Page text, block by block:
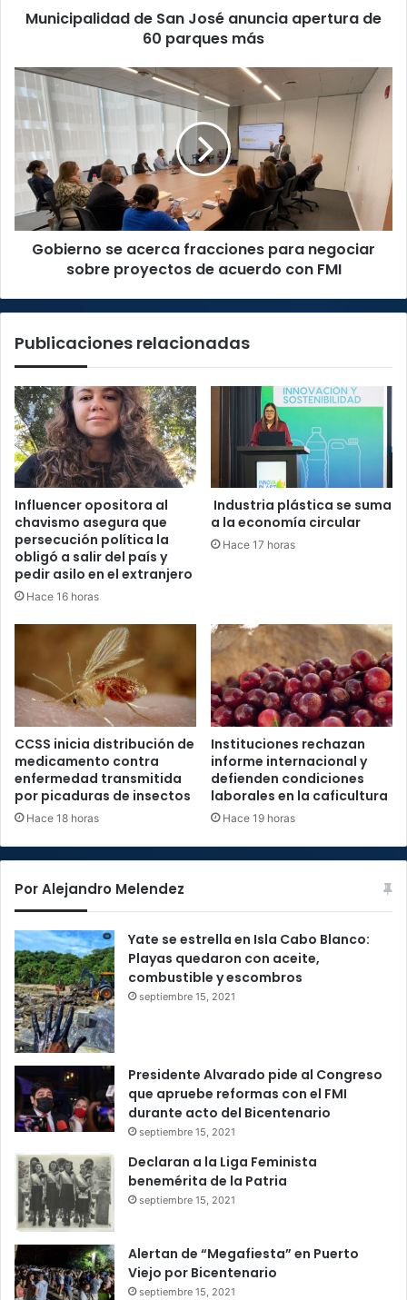
más
Municipalidad de San José anuncia apertura de
60 parques más
Gobierno
se
acerca
fracciones
para
negociar
sobre
proyectos
de
acuerdo
Gobierno se acerca fracciones para negociar
sobre proyectos de acuerdo con FMI
Publicaciones relacionadas
Influencer opositora al
chavismo asegura que
persecución política la
obligó a salir del país y
pedir asilo en el extranjero
Hace 16 horas
Industria plástica se suma
a la economía circular
Hace 17 horas
CCSS inicia distribución de
medicamento contra
enfermedad transmitida
por picaduras de insectos
Hace 18 horas
Instituciones rechazan
informe internacional y
defienden condiciones
laborales en la caficultura
Hace 19 horas
Por Alejandro Melendez
Yate se estrella en Isla Cabo Blanco:
Playas quedaron con aceite,
combustible y escombros
septiembre 15, 2021
Presidente Alvarado pide al Congreso
que apruebe reformas con el FMI
durante acto del Bicentenario
septiembre 15, 2021
Declaran a la Liga Feminista
benemérita de la Patria
septiembre 15, 2021
Alertan de “Megafiesta” en Puerto
Viejo por Bicentenario
septiembre 15, 2021